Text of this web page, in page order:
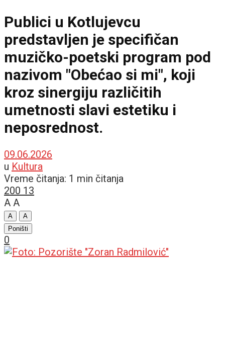
Publici u Kotlujevcu
predstavljen je specifičan
muzičko-poetski program pod
nazivom "Obećao si mi", koji
kroz sinergiju različitih
umetnosti slavi estetiku i
neposrednost.
09.06.2026
u Kultura
Vreme čitanja: 1 min čitanja
200 13
A A
A
A
Poništi
0